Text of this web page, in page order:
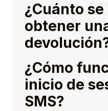
¿Cuánto
obtener
¿Cómo
inicio de
SMS?